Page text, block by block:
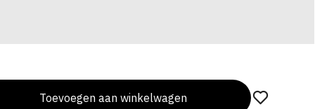
Toevoegen aan winkelwagen